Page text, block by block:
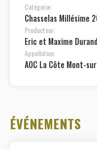
Catégorie:
Chasselas Millésime
Producteur:
Eric et Maxime Durand
Appellation:
AOC La Côte Mont-
ÉVÉNEMENTS